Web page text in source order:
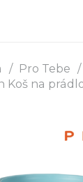
/ Pro Tebe /
Koš na